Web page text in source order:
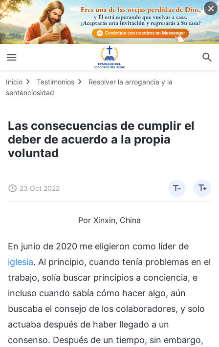
Inicio Testimonios
Resolver la arrogancia y la
sentenciosidad
Las consecuencias de cumplir el
deber de acuerdo a la propia
voluntad
23 Oct 2022
Por Xinxin, China
En junio de 2020 me eligieron como líder de
iglesia. Al principio, cuando tenía problemas en el
trabajo, solía buscar principios a conciencia, e
incluso cuando sabía cómo hacer algo, aún
buscaba el consejo de los colaboradores, y solo
actuaba después de haber llegado a un
consenso. Después de un tiempo, sin embargo,